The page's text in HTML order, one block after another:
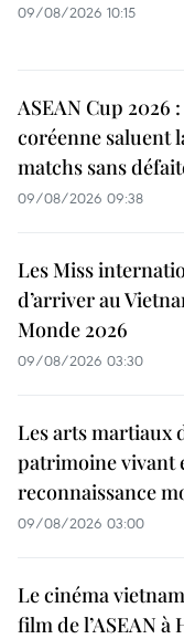
09/08/2026 10:15
ASEAN Cup 2026
coréenne saluent
matchs sans
09/08/2026 09:38
Les Miss
d’arriver au
Monde 2026
09/08/2026 03:30
Les arts martiaux
patrimoine vivant
reconnaissance
09/08/2026 03:00
Le cinéma
film de l’ASEAN à